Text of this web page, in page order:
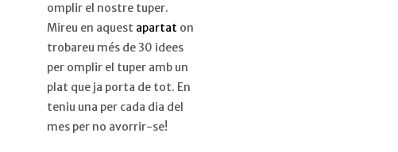
omplir el nostre tuper.
Mireu en aquest apartat on
trobareu més de 30 idees
per omplir el tuper amb un
plat que ja porta de tot. En
teniu una per cada dia del
mes per no avorrir-se!